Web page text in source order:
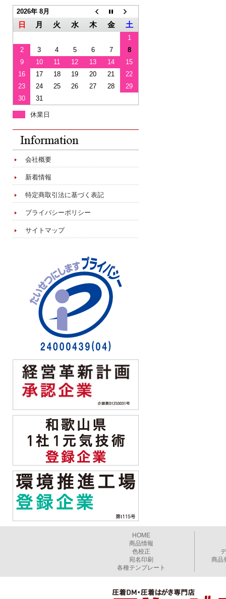
2026年 8月
日 月 火 水 木 金 土
1
2
3 4 5 6 7
8
9
10 11 12 13 14
15
16
17 18 19 20 21
22
23
24 25 26 27 28
29
30
31
休業日
会社概要
新着情報
特定商取引法に基づく表記
プライバシーポリシー
サイトマップ
HOME
商品情報
色校正
宛名印刷
各種テンプレート
商品